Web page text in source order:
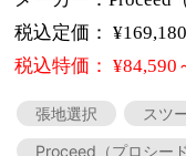
税込定価：
税込特価： ¥84,590
張地選択
スツ
Proceed（プロシード